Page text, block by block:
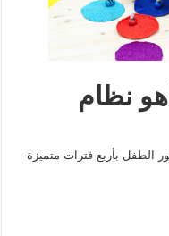
نظام
الطفل بأربع فترات متميزة